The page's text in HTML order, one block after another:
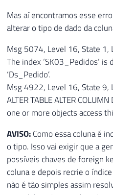
Mas aí encontramos esse
alterar o tipo de dado da
Msg 5074, Level 16, State 1,
The index ‘SK03_Pedidos’
‘Ds_Pedido’.
Msg 4922, Level 16, State 9,
ALTER TABLE ALTER
one or more objects access
AVISO:Como essa coluna é
o tipo. Isso vai exigir que a
possíveis chaves de foreign
coluna e depois recrie o
não é tão simples assim